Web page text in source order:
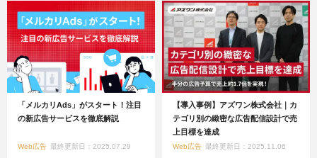
「メルカリAds」がスタート！注目
の新広告サービスを徹底解説
Web広告 最終更新日：2025.07.29
【導入事例】アズワン株式会社｜カ
テゴリ別の緻密な広告配信設計で売
上目標を達成
Web広告 最終更新日：2025.11.06